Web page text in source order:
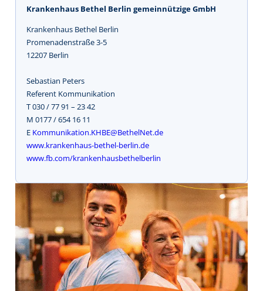
Krankenhaus Bethel Berlin gemeinnützige GmbH
Krankenhaus Bethel Berlin
Promenadenstraße 3-5
12207 Berlin
Sebastian Peters
Referent Kommunikation
T 030 / 77 91 – 23 42
M 0177 / 654 16 11
E Kommunikation.KHBE@BethelNet.de
www.krankenhaus-bethel-berlin.de
www.fb.com/krankenhausbethelberlin